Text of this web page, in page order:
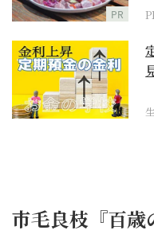
PR
市毛良枝『百